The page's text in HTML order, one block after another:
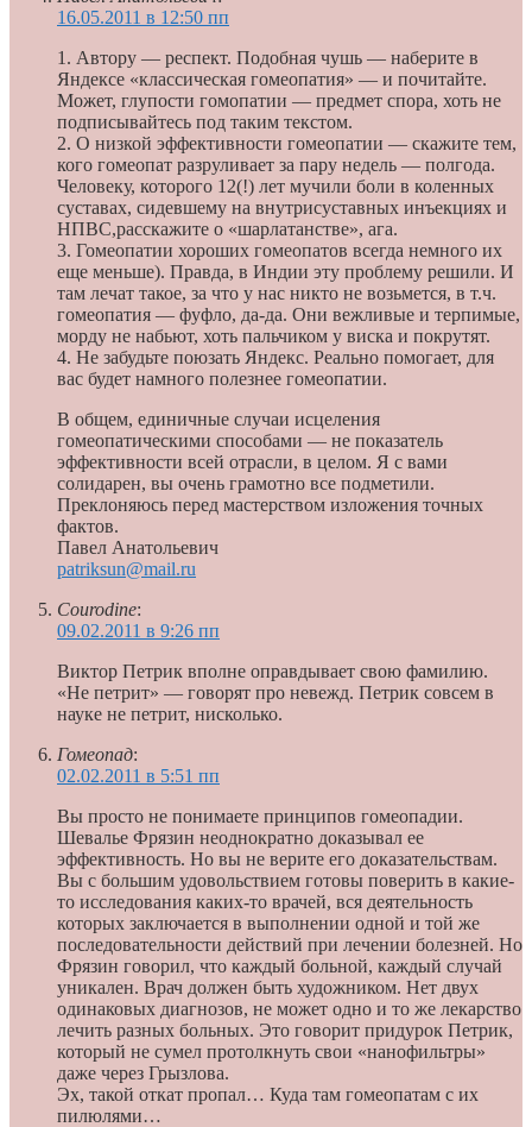
16.05.2011 в 12:50 пп
1. Автору — респект. Подобная чушь — наберите в
Яндексе «классическая гомеопатия» — и почитайте.
Может, глупости гомопатии — предмет спора, хоть не
подписывайтесь под таким текстом.
2. О низкой эффективности гомеопатии — скажите тем,
кого гомеопат разруливает за пару недель — полгода.
Человеку, которого 12(!) лет мучили боли в коленных
суставах, сидевшему на внутрисуставных инъекциях и
НПВС,расскажите о «шарлатанстве», ага.
3. Гомеопатии хороших гомеопатов всегда немного их
еще меньше). Правда, в Индии эту проблему решили. И
там лечат такое, за что у нас никто не возьмется, в т.ч.
гомеопатия — фуфло, да-да. Они вежливые и терпимые,
морду не набьют, хоть пальчиком у виска и покрутят.
4. Не забудьте поюзать Яндекс. Реально помогает, для
вас будет намного полезнее гомеопатии.
В общем, единичные случаи исцеления
гомеопатическими способами — не показатель
эффективности всей отрасли, в целом. Я с вами
солидарен, вы очень грамотно все подметили.
Преклоняюсь перед мастерством изложения точных
фактов.
Павел Анатольевич
patriksun@mail.ru
Сourodine:
09.02.2011 в 9:26 пп
Виктор Петрик вполне оправдывает свою фамилию.
«Не петрит» — говорят про невежд. Петрик совсем в
науке не петрит, нисколько.
Гомеопад:
02.02.2011 в 5:51 пп
Вы просто не понимаете принципов гомеопадии.
Шевалье Фрязин неоднократно доказывал ее
эффективность. Но вы не верите его доказательствам.
Вы с большим удовольствием готовы поверить в какие-
то исследования каких-то врачей, вся деятельность
которых заключается в выполнении одной и той же
последовательности действий при лечении болезней. Но
Фрязин говорил, что каждый больной, каждый случай
уникален. Врач должен быть художником. Нет двух
одинаковых диагнозов, не может одно и то же лекарство
лечить разных больных. Это говорит придурок Петрик,
который не сумел протолкнуть свои «нанофильтры»
даже через Грызлова.
Эх, такой откат пропал… Куда там гомеопатам с их
пилюлями…